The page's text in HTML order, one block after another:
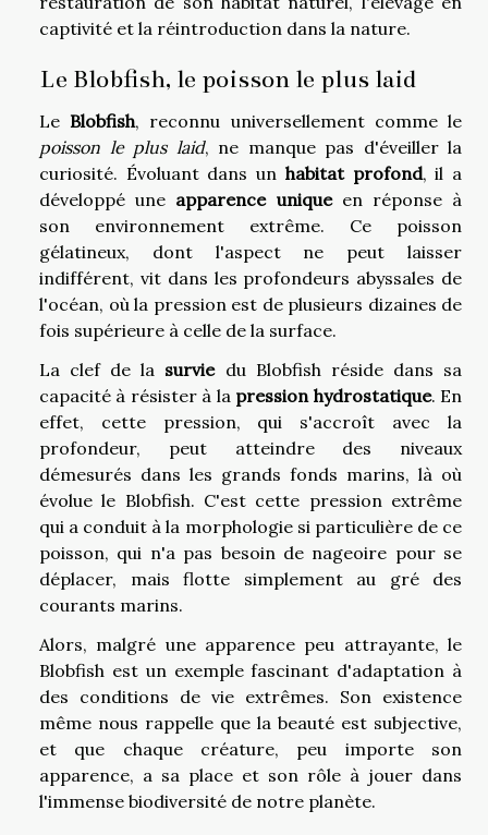
captivité et la réintroduction dans la nature.
Le Blobfish, le poisson le plus laid
LeBlobfish, reconnu universellement comme le
poisson le plus laid, ne manque pas d'éveiller la
curiosité. Évoluant dans un habitat profond, il a
développé une apparence uniqueen réponse à
son environnement extrême. Ce poisson
gélatineux, dont l'aspect ne peut laisser
indifférent, vit dans les profondeurs abyssales de
l'océan, où la pression est de plusieurs dizaines de
fois supérieure à celle de la surface.
La clef de la surviedu Blobfish réside dans sa
capacité à résister à la pression hydrostatique. En
effet, cette pression, qui s'accroît avec la
profondeur, peut atteindre des niveaux
démesurés dans les grands fonds marins, là où
évolue le Blobfish. C'est cette pression extrême
qui a conduit à la morphologie si particulière de ce
poisson, qui n'a pas besoin de nageoire pour se
déplacer, mais flotte simplement au gré des
courants marins.
Alors, malgré une apparence peu attrayante, le
Blobfish est un exemple fascinant d'adaptation à
des conditions de vie extrêmes. Son existence
même nous rappelle que la beauté est subjective,
et que chaque créature, peu importe son
apparence, a sa place et son rôle à jouer dans
l'immense biodiversité de notre planète.